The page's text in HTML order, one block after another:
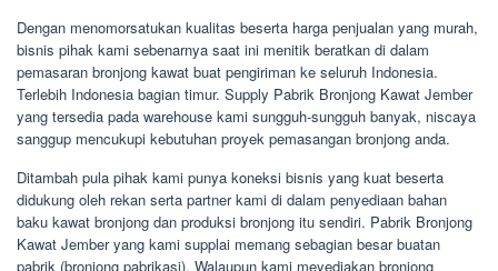
Dengan menomorsatukan kualitas beserta harga penjualan yang murah,
bisnis pihak kami sebenarnya saat ini menitik beratkan di dalam
pemasaran bronjong kawat buat pengiriman ke seluruh Indonesia.
Terlebih Indonesia bagian timur. Supply Pabrik Bronjong Kawat Jember
yang tersedia pada warehouse kami sungguh-sungguh banyak, niscaya
sanggup mencukupi kebutuhan proyek pemasangan bronjong anda.
Ditambah pula pihak kami punya koneksi bisnis yang kuat beserta
didukung oleh rekan serta partner kami di dalam penyediaan bahan
baku kawat bronjong dan produksi bronjong itu sendiri. Pabrik Bronjong
Kawat Jember yang kami supplai memang sebagian besar buatan
pabrik (bronjong pabrikasi). Walaupun kami meyediakan bronjong